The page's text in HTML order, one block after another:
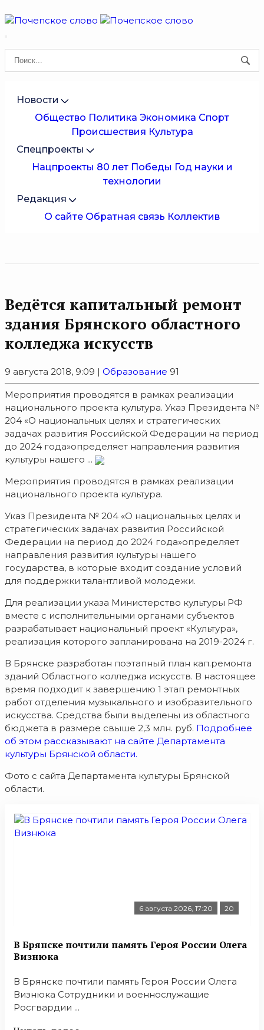
Новости
Общество Политика Экономика Спорт
Происшествия Культура
Спецпроекты
Нацпроекты 80 лет Победы Год науки и
технологии
Редакция
О сайте Обратная связь Коллектив
Ведётся капитальный ремонт
здания Брянского областного
колледжа искусств
9 августа 2018, 9:09 | Образование 91
Мероприятия проводятся в рамках реализации
национального проекта культура. Указ Президента №
204 «О национальных целях и стратегических
задачах развития Российской Федерации на период
до 2024 года»определяет направления развития
культуры нашего ...
Мероприятия проводятся в рамках реализации
национального проекта культура.
Указ Президента № 204 «О национальных целях и
стратегических задачах развития Российской
Федерации на период до 2024 года»определяет
направления развития культуры нашего
государства, в которые входит создание условий
для поддержки талантливой молодежи.
Для реализации указа Министерство культуры РФ
вместе с исполнительными органами субъектов
разрабатывает национальный проект «Культура»,
реализация которого запланирована на 2019-2024 г.
В Брянске разработан поэтапный план кап.ремонта
зданий Областного колледжа искусств. В настоящее
время подходит к завершению 1 этап ремонтных
работ отделения музыкального и изобразительного
искусства. Средства были выделены из областного
бюджета в размере свыше 2,3 млн. руб. Подробнее
об этом рассказывают на сайте Департамента
культуры Брянской области.
Фото с сайта Департамента культуры Брянской
области.
6 августа 2026, 17:20 20
В Брянске почтили память Героя России Олега
Визнюка
В Брянске почтили память Героя России Олега
Визнюка Сотрудники и военнослужащие
Росгвардии ...